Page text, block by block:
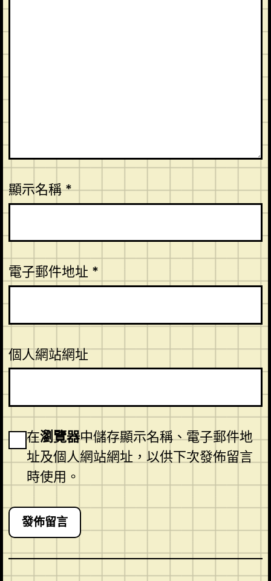
顯示名稱*
電子郵件地址 *
個人網站網址
在瀏覽器中儲存顯示名稱、電子郵件地
址及個人網站網址，以供下次發佈留言
時使用。